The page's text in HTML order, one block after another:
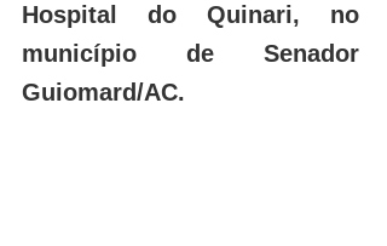
Hospital do Quinari, no
município de Senador
Guiomard/AC.